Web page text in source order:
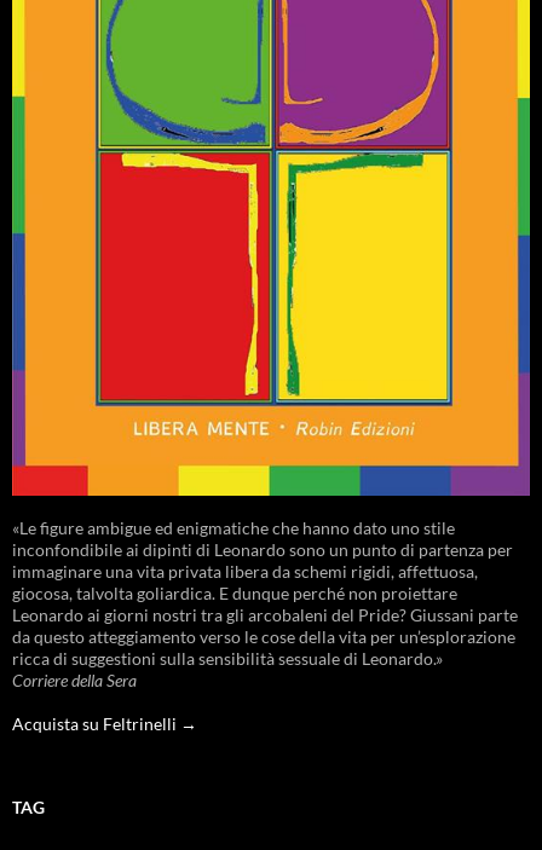
«Le figure ambigue ed enigmatiche che hanno dato uno stile
inconfondibile ai dipinti di Leonardo sono un punto di partenza per
immaginare una vita privata libera da schemi rigidi, affettuosa,
giocosa, talvolta goliardica. E dunque perché non proiettare
Leonardo ai giorni nostri tra gli arcobaleni del Pride? Giussani parte
da questo atteggiamento verso le cose della vita per un’esplorazione
ricca di suggestioni sulla sensibilità sessuale di Leonardo.»
Corriere della Sera
Acquista su Feltrinelli →
TAG